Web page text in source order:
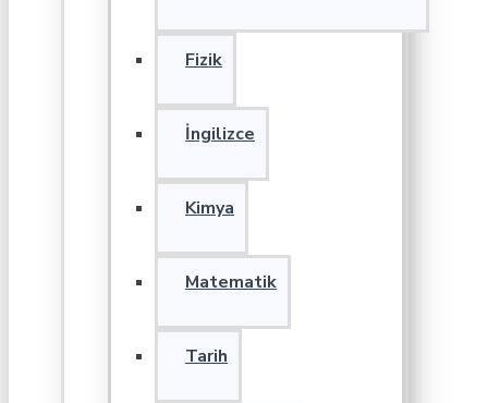
Fizik
İngilizce
Kimya
Matematik
Tarih